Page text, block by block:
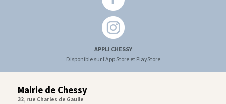
APPLI CHESSY
Disponible sur l'App Store et PlayStore
Mairie de Chessy
32, rue Charles de Gaulle